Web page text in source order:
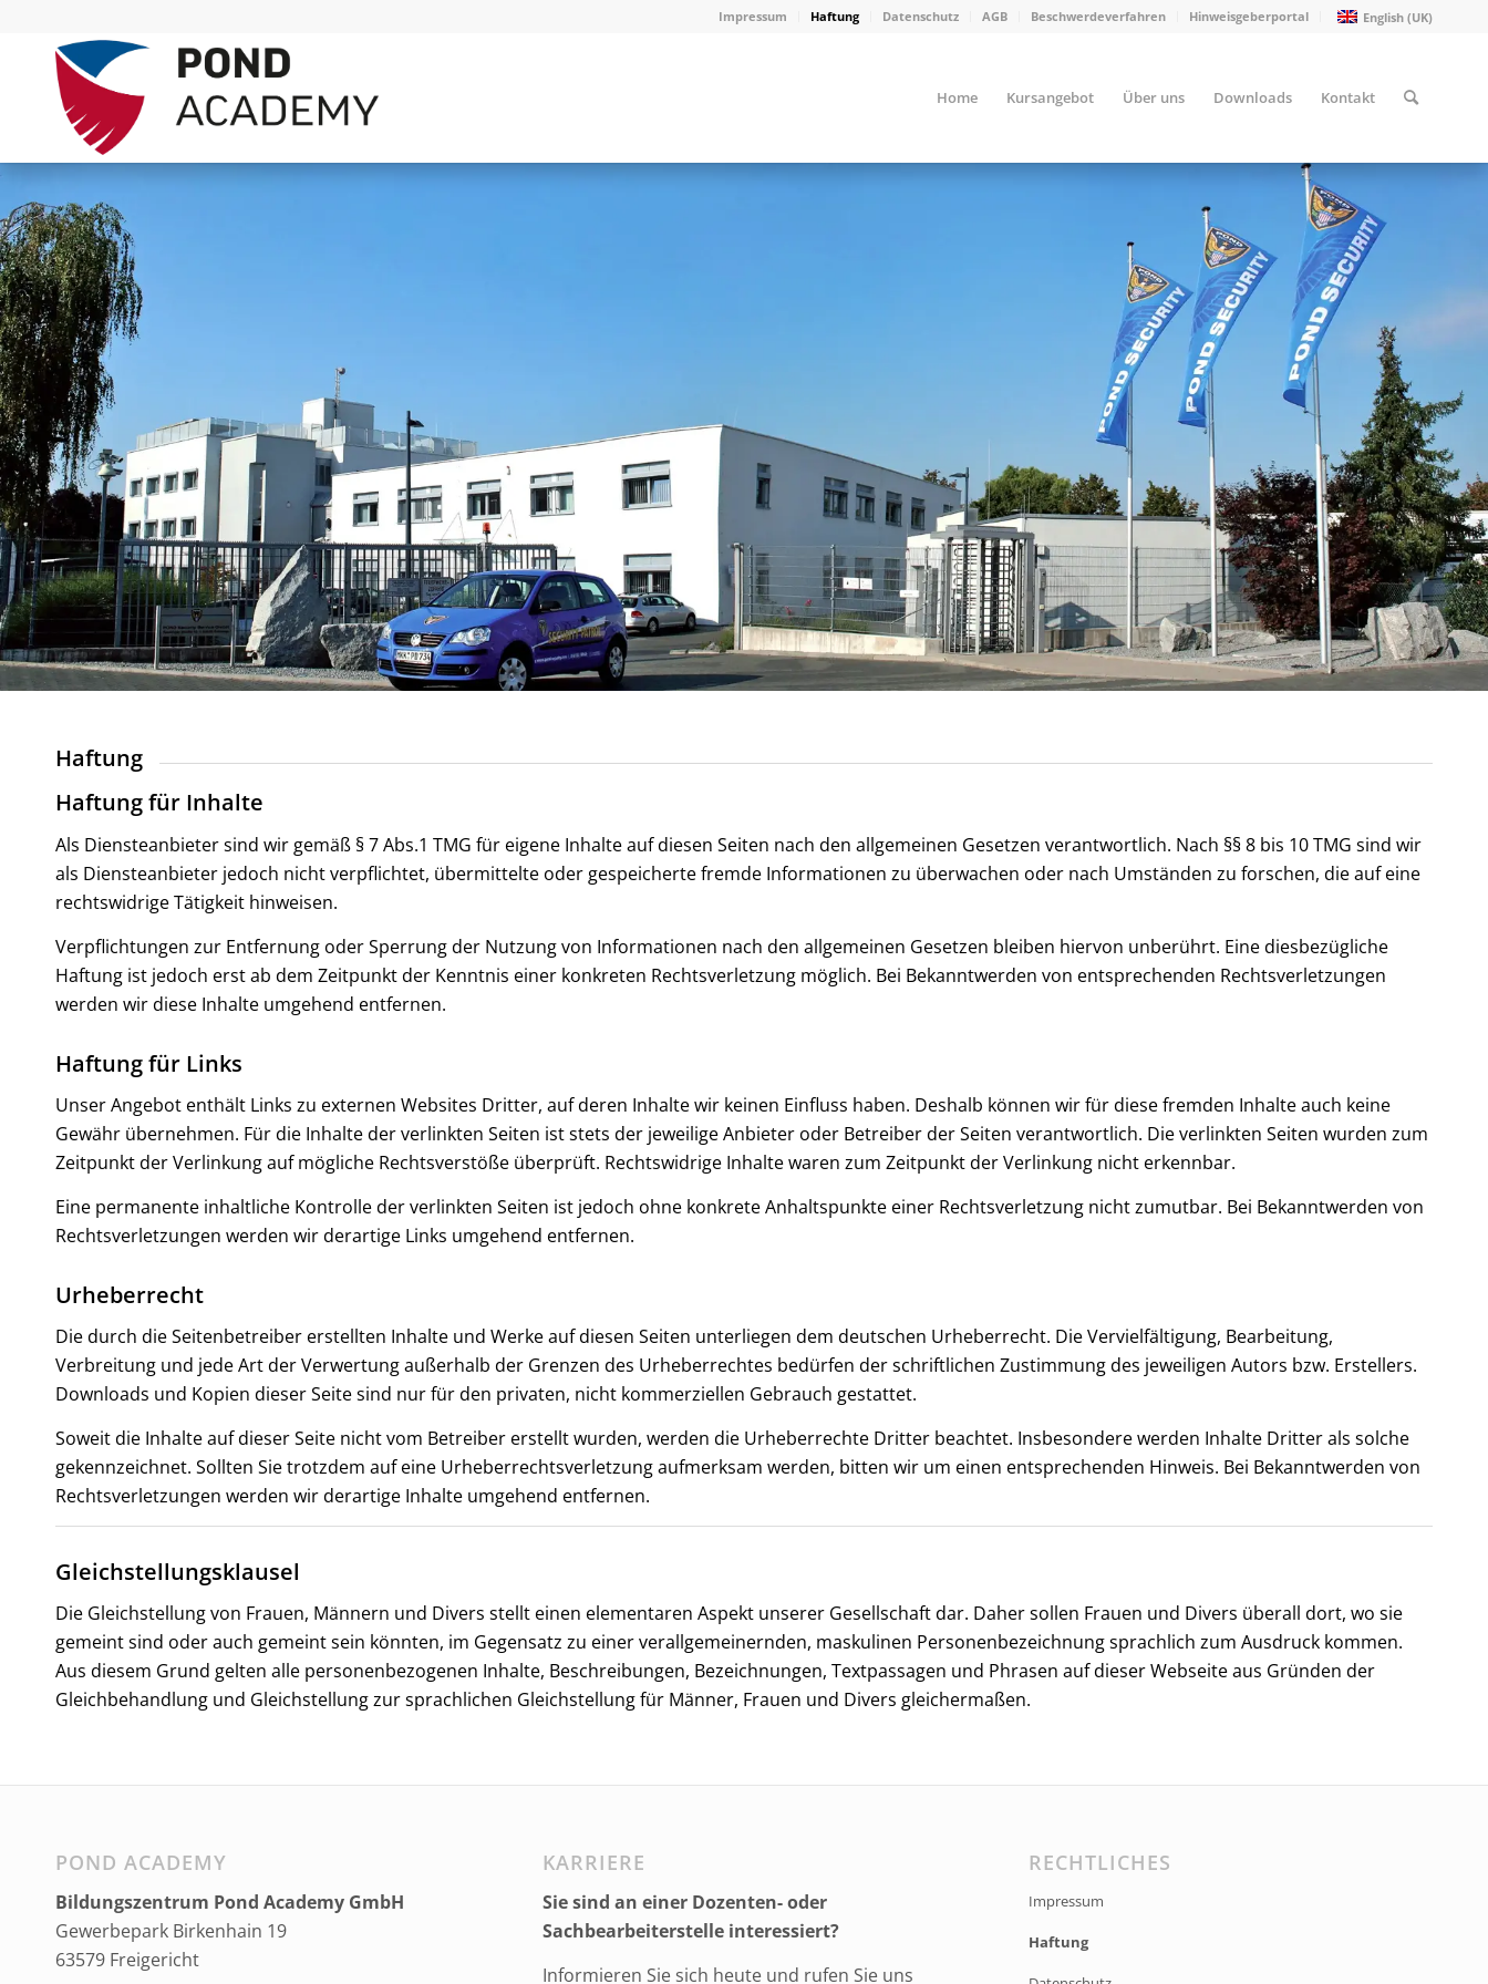
Impressum Haftung Datenschutz AGB Beschwerdeverfahren Hinweisgeberportal English (UK)
Home Kursangebot Über uns Downloads Kontakt
Haftung
Haftung für Inhalte
Als Diensteanbieter sind wir gemäß § 7 Abs.1 TMG für eigene Inhalte auf diesen Seiten nach den allgemeinen Gesetzen verantwortlich. Nach §§ 8 bis 10 TMG sind wir
als Diensteanbieter jedoch nicht verpflichtet, übermittelte oder gespeicherte fremde Informationen zu überwachen oder nach Umständen zu forschen, die auf eine
rechtswidrige Tätigkeit hinweisen.
Verpflichtungen zur Entfernung oder Sperrung der Nutzung von Informationen nach den allgemeinen Gesetzen bleiben hiervon unberührt. Eine diesbezügliche
Haftung ist jedoch erst ab dem Zeitpunkt der Kenntnis einer konkreten Rechtsverletzung möglich. Bei Bekanntwerden von entsprechenden Rechtsverletzungen
werden wir diese Inhalte umgehend entfernen.
Haftung für Links
Unser Angebot enthält Links zu externen Websites Dritter, auf deren Inhalte wir keinen Einfluss haben. Deshalb können wir für diese fremden Inhalte auch keine
Gewähr übernehmen. Für die Inhalte der verlinkten Seiten ist stets der jeweilige Anbieter oder Betreiber der Seiten verantwortlich. Die verlinkten Seiten wurden zum
Zeitpunkt der Verlinkung auf mögliche Rechtsverstöße überprüft. Rechtswidrige Inhalte waren zum Zeitpunkt der Verlinkung nicht erkennbar.
Eine permanente inhaltliche Kontrolle der verlinkten Seiten ist jedoch ohne konkrete Anhaltspunkte einer Rechtsverletzung nicht zumutbar. Bei Bekanntwerden von
Rechtsverletzungen werden wir derartige Links umgehend entfernen.
Urheberrecht
Die durch die Seitenbetreiber erstellten Inhalte und Werke auf diesen Seiten unterliegen dem deutschen Urheberrecht. Die Vervielfältigung, Bearbeitung,
Verbreitung und jede Art der Verwertung außerhalb der Grenzen des Urheberrechtes bedürfen der schriftlichen Zustimmung des jeweiligen Autors bzw. Erstellers.
Downloads und Kopien dieser Seite sind nur für den privaten, nicht kommerziellen Gebrauch gestattet.
Soweit die Inhalte auf dieser Seite nicht vom Betreiber erstellt wurden, werden die Urheberrechte Dritter beachtet. Insbesondere werden Inhalte Dritter als solche
gekennzeichnet. Sollten Sie trotzdem auf eine Urheberrechtsverletzung aufmerksam werden, bitten wir um einen entsprechenden Hinweis. Bei Bekanntwerden von
Rechtsverletzungen werden wir derartige Inhalte umgehend entfernen.
Gleichstellungsklausel
Die Gleichstellung von Frauen, Männern und Divers stellt einen elementaren Aspekt unserer Gesellschaft dar. Daher sollen Frauen und Divers überall dort, wo sie
gemeint sind oder auch gemeint sein könnten, im Gegensatz zu einer verallgemeinernden, maskulinen Personenbezeichnung sprachlich zum Ausdruck kommen.
Aus diesem Grund gelten alle personenbezogenen Inhalte, Beschreibungen, Bezeichnungen, Textpassagen und Phrasen auf dieser Webseite aus Gründen der
Gleichbehandlung und Gleichstellung zur sprachlichen Gleichstellung für Männer, Frauen und Divers gleichermaßen.
POND ACADEMY
Bildungszentrum Pond Academy GmbH
Gewerbepark Birkenhain 19
63579 Freigericht
KARRIERE
Sie sind an einer Dozenten- oder
Sachbearbeiterstelle interessiert?
Informieren Sie sich heute und rufen Sie uns
RECHTLICHES
Impressum
Haftung